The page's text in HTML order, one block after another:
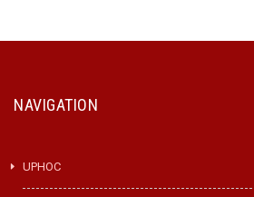
NAVIGATION
UPHOC